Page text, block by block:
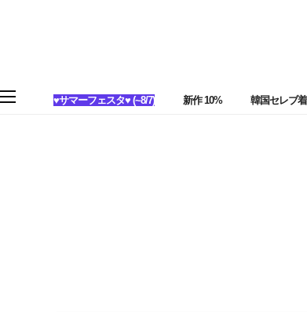
♥サマーフェスタ♥ (~8/7) 新作 10% 韓国セレブ